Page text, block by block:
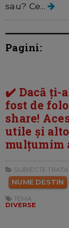
sau? Ce...
Pagini:
✔️ Dacă ți-
fost de
share!
utile și
mulțumim
SUBIECTE
NUME DESTIN
TEMA:
DIVERSE